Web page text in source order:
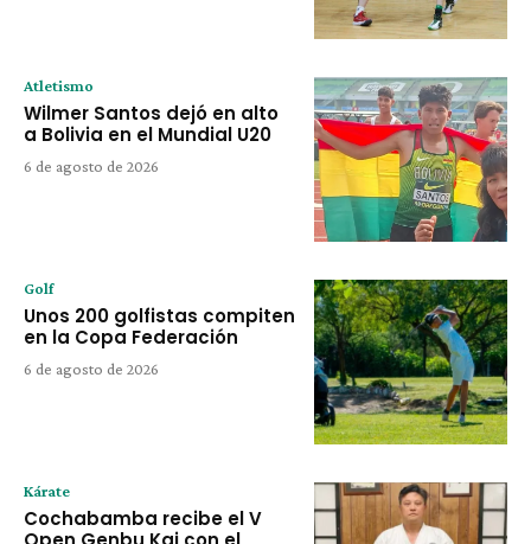
Atletismo
Wilmer Santos dejó en alto
a Bolivia en el Mundial U20
6 de agosto de 2026
Golf
Unos 200 golfistas compiten
en la Copa Federación
6 de agosto de 2026
Kárate
Cochabamba recibe el V